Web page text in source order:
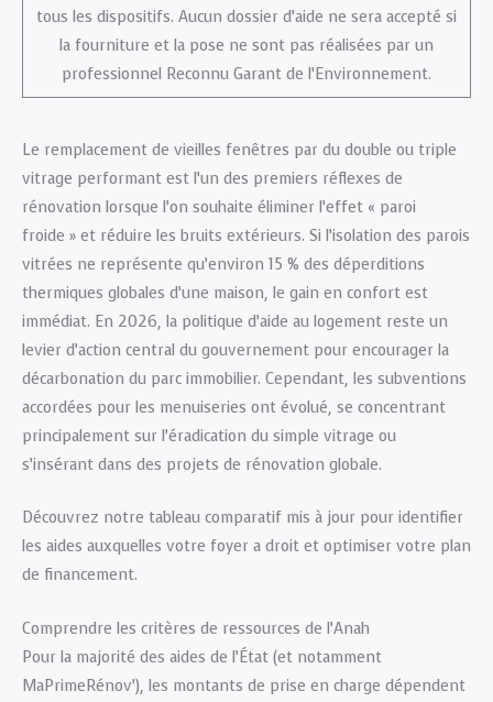
tous les dispositifs. Aucun dossier d’aide ne sera accepté si
la fourniture et la pose ne sont pas réalisées par un
professionnel Reconnu Garant de l’Environnement.
Le remplacement de vieilles fenêtres par du double ou triple
vitrage performant est l’un des premiers réflexes de
rénovation lorsque l’on souhaite éliminer l’effet « paroi
froide » et réduire les bruits extérieurs. Si l’isolation des parois
vitrées ne représente qu’environ 15 % des déperditions
thermiques globales d’une maison, le gain en confort est
immédiat. En 2026, la politique d’aide au logement reste un
levier d’action central du gouvernement pour encourager la
décarbonation du parc immobilier. Cependant, les subventions
accordées pour les menuiseries ont évolué, se concentrant
principalement sur l’éradication du simple vitrage ou
s’insérant dans des projets de rénovation globale.
Découvrez notre tableau comparatif mis à jour pour identifier
les aides auxquelles votre foyer a droit et optimiser votre plan
de financement.
Comprendre les critères de ressources de l’Anah
Pour la majorité des aides de l’État (et notamment
MaPrimeRénov’), les montants de prise en charge dépendent